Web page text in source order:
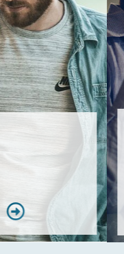
ONLINE
Nutzen